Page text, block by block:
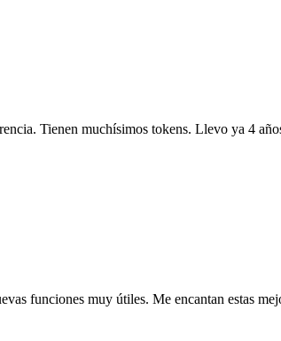
Tienen muchísimos tokens. Llevo ya 4
funciones muy útiles. Me encantan estas